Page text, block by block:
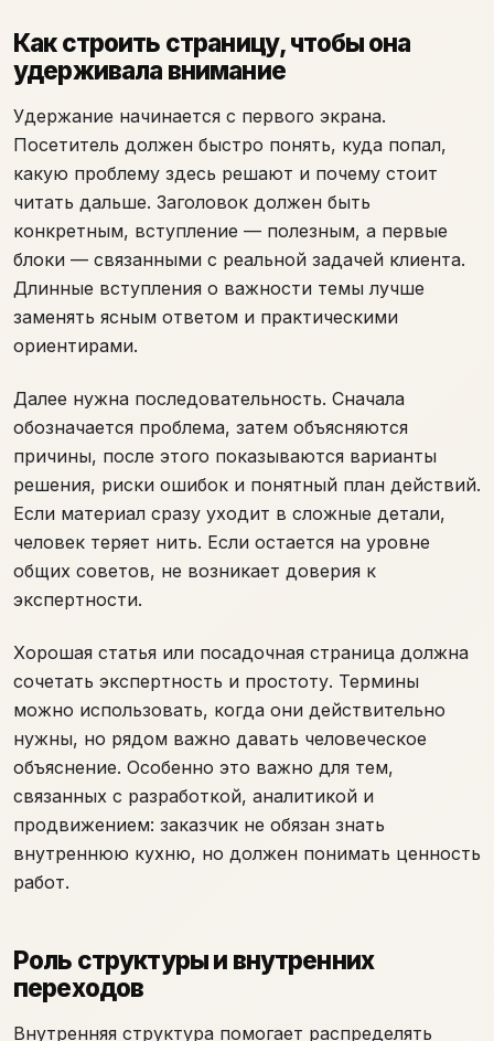
Как строить страницу, чтобы она
удерживала внимание
Удержание начинается с первого экрана.
Посетитель должен быстро понять, куда попал,
какую проблему здесь решают и почему стоит
читать дальше. Заголовок должен быть
конкретным, вступление — полезным, а первые
блоки — связанными с реальной задачей клиента.
Длинные вступления о важности темы лучше
заменять ясным ответом и практическими
ориентирами.
Далее нужна последовательность. Сначала
обозначается проблема, затем объясняются
причины, после этого показываются варианты
решения, риски ошибок и понятный план действий.
Если материал сразу уходит в сложные детали,
человек теряет нить. Если остается на уровне
общих советов, не возникает доверия к
экспертности.
Хорошая статья или посадочная страница должна
сочетать экспертность и простоту. Термины
можно использовать, когда они действительно
нужны, но рядом важно давать человеческое
объяснение. Особенно это важно для тем,
связанных с разработкой, аналитикой и
продвижением: заказчик не обязан знать
внутреннюю кухню, но должен понимать ценность
работ.
Роль структуры и внутренних
переходов
Внутренняя структура помогает распределять